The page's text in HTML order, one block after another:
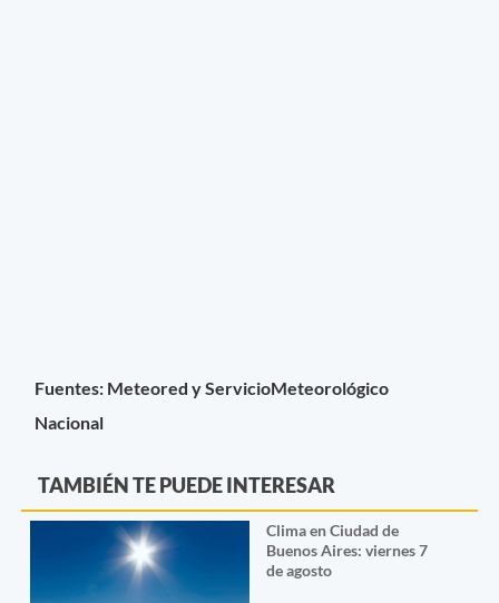
Fuentes: Meteored y ServicioMeteorológico
Nacional
TAMBIÉN TE PUEDE INTERESAR
Clima en Ciudad de
Buenos Aires: viernes 7
de agosto